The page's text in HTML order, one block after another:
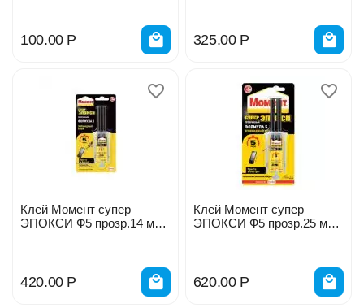
100.00 Р 325.00 Р
Клей Момент супер
ЭПОКСИ Ф5 прозр.14 мл
420.00 Р
Клей Момент супер
ЭПОКСИ Ф5 прозр.25 мл
620.00 Р